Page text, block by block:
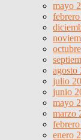
mayo
agosto
julio
junio
mayo
marzo
enero